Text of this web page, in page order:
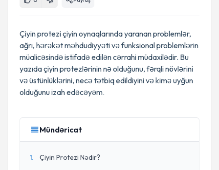
Çiyin protezi çiyin oynaqlarında yaranan problemlər,
ağrı, hərəkət məhdudiyyəti və funksional problemlərin
müalicəsində istifadə edilən cərrahi müdaxilədir. Bu
yazıda çiyin protezlərinin nə olduğunu, fərqli növlərini
və üstünlüklərini, necə tətbiq edildiyini və kimə uyğun
olduğunu izah edəcəyəm.
Mündəricat
1. Çiyin Protezi Nədir?